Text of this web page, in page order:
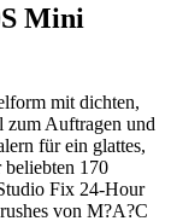
Mini
mit dichten,
zum Auftragen und
für ein glattes,
beliebten 170
Fix 24-Hour
von M?A?C